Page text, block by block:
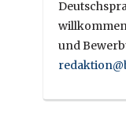
und